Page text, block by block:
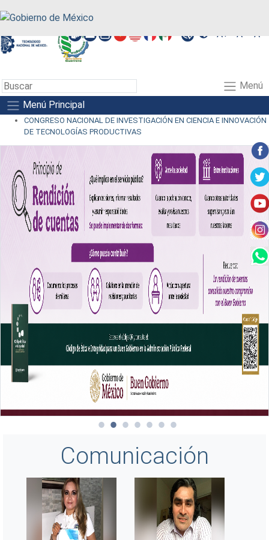
A+ A- A
Menú
Menú Principal
CONGRESO NACIONAL DE INVESTIGACIÓN EN CIENCIA E INNOVACIÓN
DE TECNOLOGÍAS PRODUCTIVAS
Comunicación